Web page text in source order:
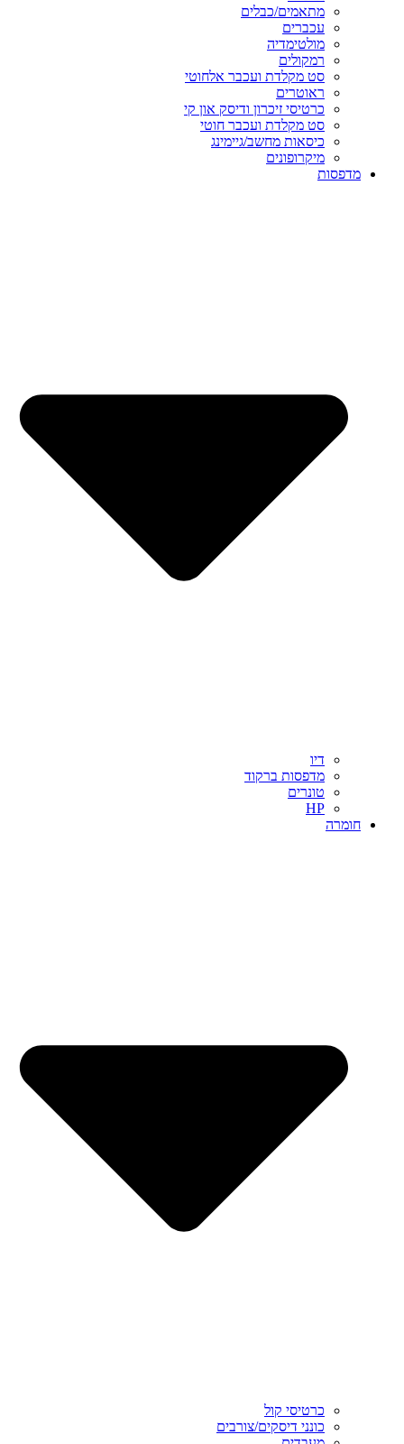
מתאמים/כבלים
עכברים
מולטימדיה
רמקולים
סט מקלדת ועכבר אלחוטי
ראוטרים
כרטיסי זיכרון ודיסק און קי
סט מקלדת ועכבר חוטי
כיסאות מחשב/גיימינג
מיקרופונים
מדפסות
דיו
מדפסות ברקוד
טונרים
HP
חומרה
כרטיסי קול
כונני דיסקים/צורבים